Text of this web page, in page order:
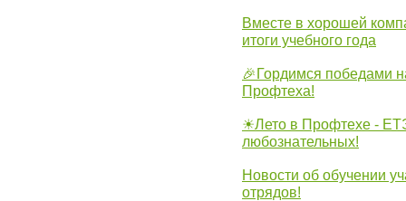
Вместе в хорошей
итоги учебного года
🎉Гордимся победами
Профтеха!
☀Лето в Профтехе -
любознательных!
Новости об обучении
отрядов!